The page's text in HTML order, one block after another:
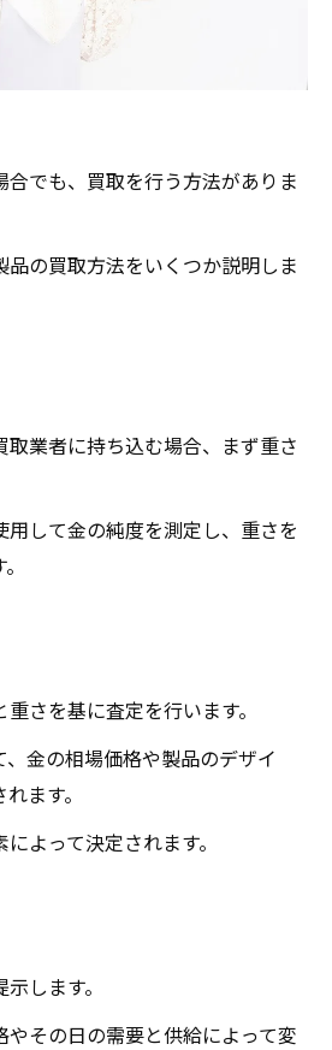
でも、買取を行う方法がありま
の買取方法をいくつか説明しま
業者に持ち込む場合、まず重さ
して金の純度を測定し、重さを
さを基に査定を行います。
金の相場価格や製品のデザイ
ます。
よって決定されます。
します。
その日の需要と供給によって変